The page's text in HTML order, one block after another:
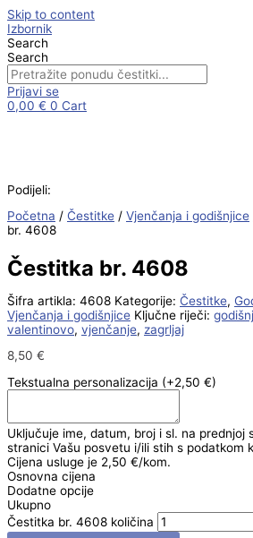
Skip to content
Izbornik
Search
Search
Prijavi se
0,00 € 0 Cart
Podijeli:
Početna / Čestitke / Vjenčanja i godišnjice
br. 4608
Čestitka br. 4608
Šifra artikla: 4608 Kategorije: Čestitke,
Vjenčanja i godišnjice Ključne riječi:
valentinovo, vjenčanje, zagrljaj
8,50 €
Tekstualna personalizacija (+2,50 €)
Uključuje ime, datum, broj i sl. na prednjoj
stranici Vašu posvetu i/ili stih s podatkom
Cijena usluge je 2,50 €/kom.
Osnovna cijena
Dodatne opcije
Ukupno
Čestitka br. 4608 količina